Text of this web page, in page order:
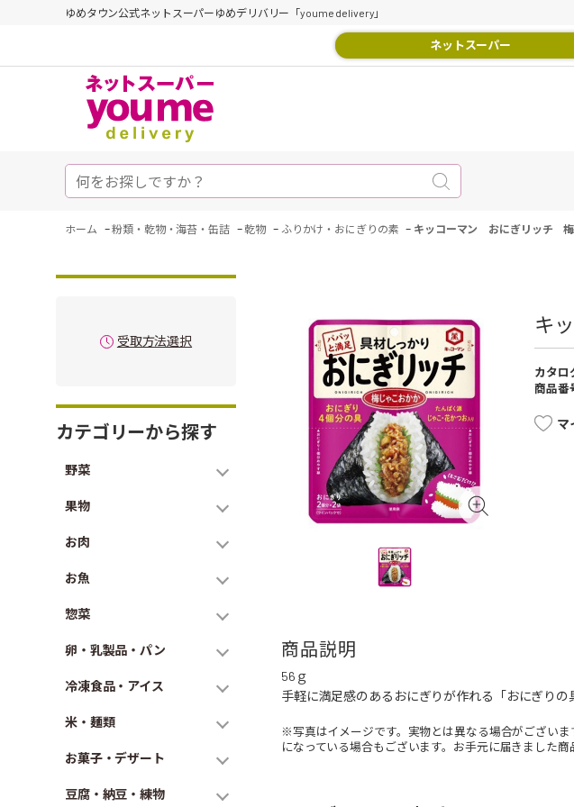
ゆめタウン公式ネットスーパーゆめデリバリー「youme delivery」
ネットスーパー
ホーム -粉類・乾物・海苔・缶詰 -乾物 - ふりかけ・おにぎりの素 - キッコーマン おにぎリッチ
受取方法選択
カテゴリーから探す
野菜
果物
お肉
お魚
惣菜
卵・乳製品・パン
冷凍食品・アイス
米・麺類
お菓子・デザート
豆腐・納豆・練物
キ
カタロ
商品番
マ
商品説明
56ｇ
手軽に満足感のあるおにぎりが作れる「おにぎり
※写真はイメージです。実物とは異なる場合がござい
になっている場合もございます。お手元に届きました